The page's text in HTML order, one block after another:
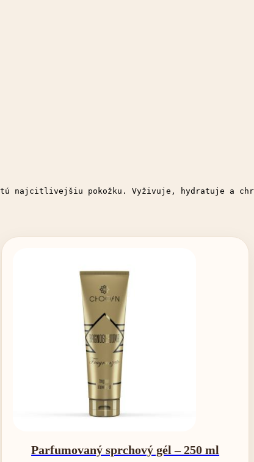
pokožku. Vyživuje, hydratuje a
Parfumovaný sprchový gél – 250 ml